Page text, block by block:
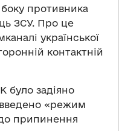
боку противника
ЗСУ. Про це
української
контактній
було задіяно
«режим
припинення